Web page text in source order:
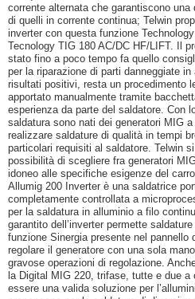
corrente alternata che garantiscono
di quelli in corrente continua; Telwin
inverter con questa funzione
Tecnology TIG 180 AC/DC HF/LIFT. Il
stato fino a poco tempo fa quello
per la riparazione di parti danneggiate
risultati positivi, resta un procedimento
apportato manualmente tramite
esperienza da parte del saldatore. Con
saldatura sono nati dei generatori MIG
realizzare saldature di qualità in tempi
particolari requisiti al saldatore. Telwin
possibilità di scegliere fra generatori
idoneo alle specifiche esigenze del
Allumig 200 Inverter è una saldatrice
completamente controllata a
per la saldatura in alluminio a filo
garantito dell’inverter permette
funzione Sinergia presente nel pannello
regolare il generatore con una sola
gravose operazioni di regolazione.
la Digital MIG 220, trifase, tutte e due
essere una valida soluzione per